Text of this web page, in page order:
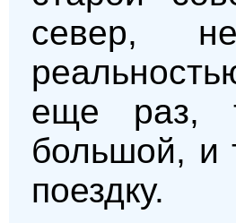
север,
еще раз,
большой, и
поездку.